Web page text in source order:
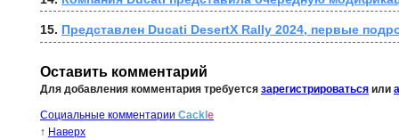
15. Представлен Ducati DesertX Rally 2024, первые
Оставить комментарий
Для добавления комментария требуется зарегистрироваться или
Социальные комментарии Cackl e
↑ Наверх